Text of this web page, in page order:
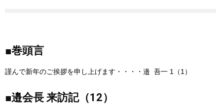
■巻頭言
謹んで新年のご挨拶を申し上げます・・・・邉 吾一 1（1）
■邉会長 来訪記（12）